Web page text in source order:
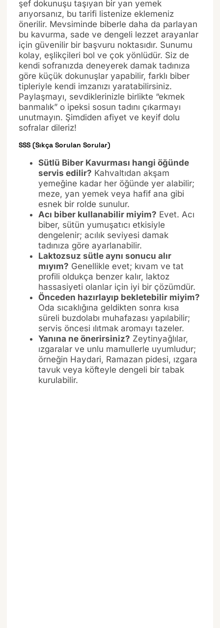
şef dokunuşu taşıyan bir yan yemek
arıyorsanız, bu tarifi listenize eklemeniz
önerilir. Mevsiminde biberle daha da parlayan
bu kavurma, sade ve dengeli lezzet arayanlar
için güvenilir bir başvuru noktasıdır. Sunumu
kolay, eşlikçileri bol ve çok yönlüdür. Siz de
kendi sofranızda deneyerek damak tadınıza
göre küçük dokunuşlar yapabilir, farklı biber
tipleriyle kendi imzanızı yaratabilirsiniz.
Paylaşmayı, sevdiklerinizle birlikte “ekmek
banmalık” o ipeksi sosun tadını çıkarmayı
unutmayın. Şimdiden afiyet ve keyif dolu
sofralar dileriz!
SSS (Sıkça Sorulan Sorular)
Sütlü Biber Kavurması hangi öğünde
servis edilir? Kahvaltıdan akşam
yemeğine kadar her öğünde yer alabilir;
meze, yan yemek veya hafif ana gibi
esnek bir rolde sunulur.
Acı biber kullanabilir miyim? Evet. Acı
biber, sütün yumuşatıcı etkisiyle
dengelenir; acılık seviyesi damak
tadınıza göre ayarlanabilir.
Laktozsuz sütle aynı sonucu alır
mıyım? Genellikle evet; kıvam ve tat
profili oldukça benzer kalır, laktoz
hassasiyeti olanlar için iyi bir çözümdür.
Önceden hazırlayıp bekletebilir miyim?
Oda sıcaklığına geldikten sonra kısa
süreli buzdolabı muhafazası yapılabilir;
servis öncesi ılıtmak aromayı tazeler.
Yanına ne önerirsiniz? Zeytinyağlılar,
ızgaralar ve unlu mamullerle uyumludur;
örneğin Haydari, Ramazan pidesi, ızgara
tavuk veya köfteyle dengeli bir tabak
kurulabilir.